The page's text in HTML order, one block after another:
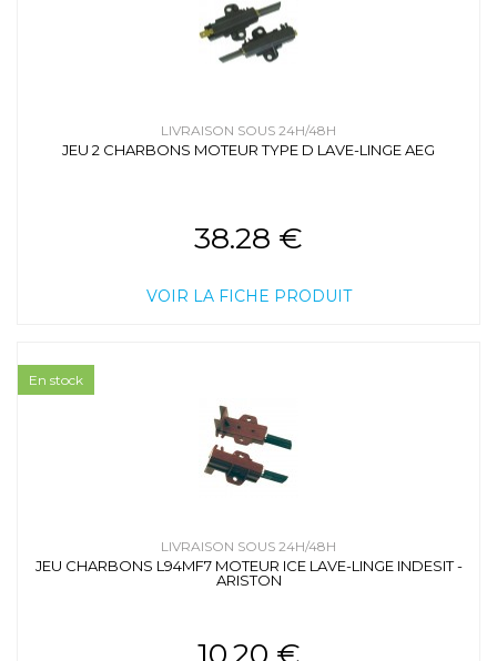
LIVRAISON SOUS 24H/48H
JEU 2 CHARBONS MOTEUR TYPE D LAVE-LINGE AEG
38.28 €
VOIR LA FICHE PRODUIT
LIVRAISON SOUS 24H/48H
JEU CHARBONS L94MF7 MOTEUR ICE LAVE-LINGE INDESIT -
ARISTON
10.20 €
En stock